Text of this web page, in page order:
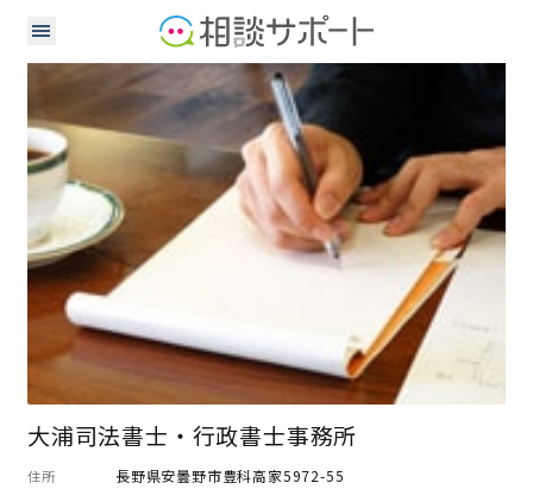
行政書士
大浦司法書士・行政書士事務所
住所 長野県安曇野市豊科高家5972-55